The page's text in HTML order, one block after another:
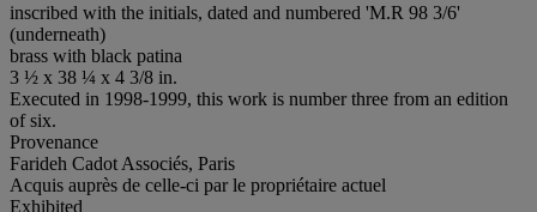
inscribed with the initials, dated and numbered 'M.R 98 3/6'
(underneath)
brass with black patina
3 ½ x 38 ¼ x 4 3/8 in.
Executed in 1998-1999, this work is number three from an edition
of six.
Provenance
Farideh Cadot Associés, Paris
Acquis auprès de celle-ci par le propriétaire actuel
Exhibited